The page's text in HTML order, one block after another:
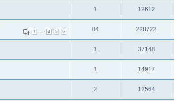
1 12612
1 4 5 6 84 228722
1 37148
1 14917
2 12564